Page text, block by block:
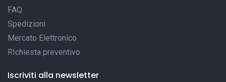
FAQ
Spedizioni
Mercato Elettronico
RIchiesta preventivo
Iscriviti alla newsletter